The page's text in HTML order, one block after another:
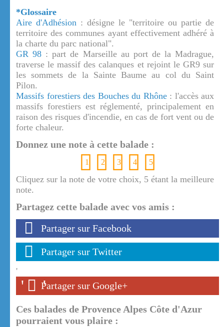
*Glossaire
Aire d'Adhésion : désigne le "territoire ou partie de
territoire des communes ayant effectivement adhéré à
la charte du parc national".
GR 98 : part de Marseille au port de la Madrague,
traverse le massif des calanques et rejoint le GR9 sur
les sommets de la Sainte Baume au col du Saint
Pilon.
Massifs forestiers des Bouches du Rhône: l'accès aux
massifs forestiers est réglementé, principalement en
raison des risques d'incendie, en cas de fort vent ou de
forte chaleur.
Donnez une note à cette balade :
1 2 3 4 5
Cliquez sur la note de votre choix, 5 étant la meilleure
note.
Partagez cette balade avec vos amis :
Partager sur Facebook
Partager sur Twitter
'
' '
Partager sur Google+
Ces balades de Provence Alpes Côte d'Azur
pourraient vous plaire :